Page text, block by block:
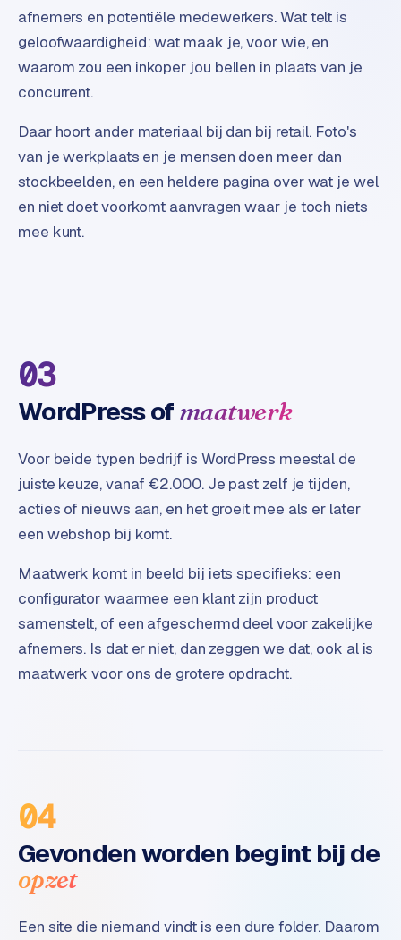
e
afnemers en potentiële medewerkers. Wat telt is
geloofwaardigheid: wat maak je, voor wie, en
waarom zou een inkoper jou bellen in plaats van je
concurrent.
Daar hoort ander materiaal bij dan bij retail. Foto's
van je werkplaats en je mensen doen meer dan
stockbeelden, en een heldere pagina over wat je wel
en niet doet voorkomt aanvragen waar je toch niets
mee kunt.
03
WordPress of maatwerk
Voor beide typen bedrijf is WordPress meestal de
juiste keuze, vanaf €2.000. Je past zelf je tijden,
acties of nieuws aan, en het groeit mee als er later
een webshop bij komt.
Maatwerk komt in beeld bij iets specifieks: een
configurator waarmee een klant zijn product
samenstelt, of een afgeschermd deel voor zakelijke
afnemers. Is dat er niet, dan zeggen we dat, ook al is
maatwerk voor ons de grotere opdracht.
04
Gevonden worden begint bij de
opzet
Een site die niemand vindt is een dure folder. Daarom